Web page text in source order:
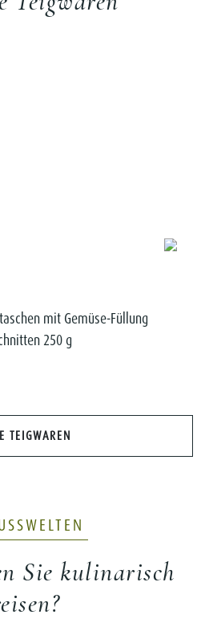
mit Gemüse-Füllung
250 g
TEIGWAREN
Sie kulinarisch